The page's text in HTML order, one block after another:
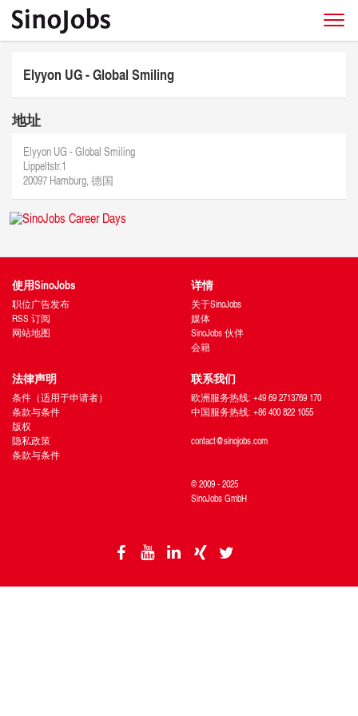
Elyyon UG - Global Smiling
地址
Elyyon UG - Global Smiling
Lippeltstr.1
20097 Hamburg, 德国
使用SinoJobs
职位广告发布
RSS 订阅
网站地图
详情
关于SinoJobs
媒体
SinoJobs 伙伴
会籍
法律声明
条件（适用于申请者）
条款与条件
版权
隐私政策
条款与条件
联系我们
欧洲服务热线: +49 69 2713769 170
中国服务热线: +86 400 822 1055
contact@sinojobs.com
© 2009 - 2025
SinoJobs GmbH